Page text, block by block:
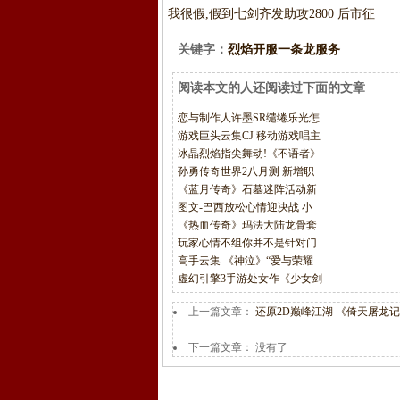
我很假,假到 七剑齐发助攻2800 后市征
关键字： 烈焰开服一条龙服务
阅读本文的人还阅读过下面的文章
恋与制作人许墨SR缱绻乐光怎
游戏巨头云集CJ 移动游戏唱主
冰晶烈焰指尖舞动!《不语者》
孙勇传奇世界2八月测 新增职
《蓝月传奇》石墓迷阵活动新
图文-巴西放松心情迎决战 小
《热血传奇》玛法大陆龙骨套
玩家心情不组你并不是针对门
高手云集 《神泣》“爱与荣耀
虚幻引擎3手游处女作《少女剑
上一篇文章： 还原2D巅峰江湖 《倚天屠龙
下一篇文章： 没有了